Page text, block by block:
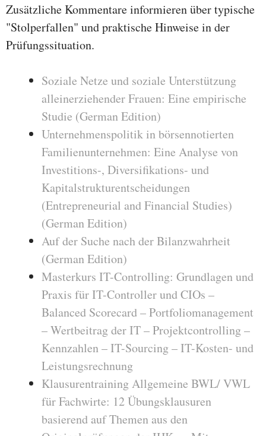
Zusätzliche Kommentare informieren über typische
"Stolperfallen" und praktische Hinweise in der
Prüfungssituation.
Soziale Netze und soziale Unterstützung
alleinerziehender Frauen: Eine empirische
Studie (German Edition)
Unternehmenspolitik in börsennotierten
Familienunternehmen: Eine Analyse von
Investitions-, Diversifikations- und
Kapitalstrukturentscheidungen
(Entrepreneurial and Financial Studies)
(German Edition)
Auf der Suche nach der Bilanzwahrheit
(German Edition)
Masterkurs IT-Controlling: Grundlagen und
Praxis für IT-Controller und CIOs –
Balanced Scorecard – Portfoliomanagement
– Wertbeitrag der IT – Projektcontrolling –
Kennzahlen – IT-Sourcing – IT-Kosten- und
Leistungsrechnung
Klausurentraining Allgemeine BWL/ VWL
für Fachwirte: 12 Übungsklausuren
basierend auf Themen aus den